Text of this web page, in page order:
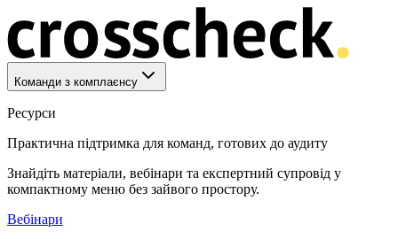
Команди з комплаєнсу
Ресурси
Практична підтримка для команд, готових до аудиту
Знайдіть матеріали, вебінари та експертний супровід у
компактному меню без зайвого простору.
Вебінари